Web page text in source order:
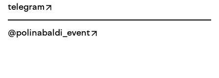
telegram
@polinabaldi_event